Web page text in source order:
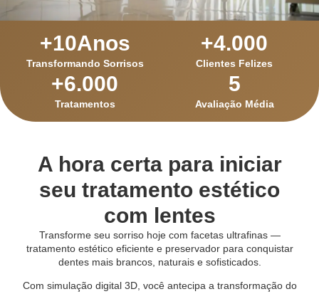
Transformando Sorrisos
+10Anos
Clientes Felizes
+4.000
Tratamentos
+6.000
Avaliação Média
5
A hora certa para iniciar
seu tratamento estético
com lentes
Transforme seu sorriso hoje com facetas ultrafinas —
tratamento estético eficiente e preservador para conquistar
dentes mais brancos, naturais e sofisticados.
Com simulação digital 3D, você antecipa a transformação do